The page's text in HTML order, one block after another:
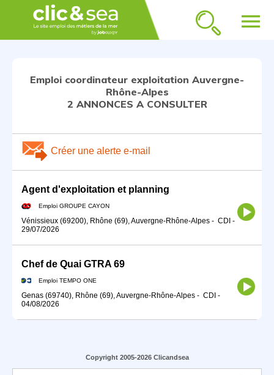
menu
Emploi coordinateur exploitation Auvergne-
Rhône-Alpes
2 ANNONCES A CONSULTER
Créer une alerte e-mail
Agent d'exploitation et planning
Emploi GROUPE CAYON
Vénissieux (69200), Rhône (69), Auvergne-Rhône-Alpes - CDI -
29/07/2026
Chef de Quai GTRA 69
Emploi TEMPO ONE
Genas (69740), Rhône (69), Auvergne-Rhône-Alpes - CDI -
04/08/2026
Copyright 2005-2026 Clicandsea